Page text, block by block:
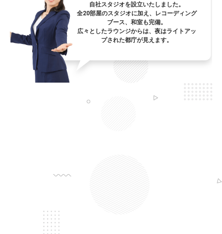
自社スタジオを設立いたしました。
全20部屋のスタジオに加え、レコーディング
ブース、和室も完備。
広々としたラウンジからは、夜はライトアッ
プされた都庁が見えます。